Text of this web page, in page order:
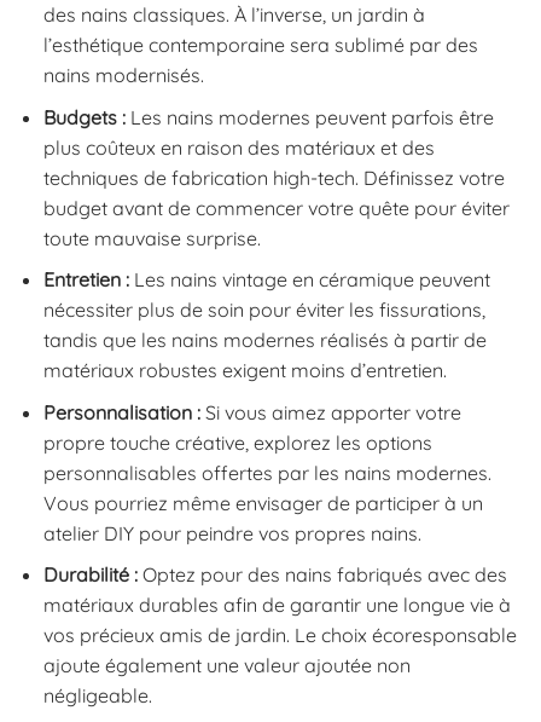
des nains classiques. À l’inverse, un jardin à
l’esthétique contemporaine sera sublimé par des
nains modernisés.
Budgets :Les nains modernes peuvent parfois être
plus coûteux en raison des matériaux et des
techniques de fabrication high-tech. Définissez votre
budget avant de commencer votre quête pour éviter
toute mauvaise surprise.
Entretien :Les nains vintage en céramique peuvent
nécessiter plus de soin pour éviter les fissurations,
tandis que les nains modernes réalisés à partir de
matériaux robustes exigent moins d’entretien.
Personnalisation :Si vous aimez apporter votre
propre touche créative, explorez les options
personnalisables offertes par les nains modernes.
Vous pourriez même envisager de participer à un
atelier DIY pour peindre vos propres nains.
Durabilité :Optez pour des nains fabriqués avec des
matériaux durables afin de garantir une longue vie à
vos précieux amis de jardin. Le choix écoresponsable
ajoute également une valeur ajoutée non
négligeable.